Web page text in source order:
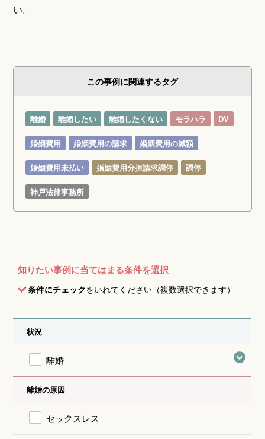
い。
この事例に関連するタグ
離婚 離婚したい 離婚したくない モラハラ DV
婚姻費用 婚姻費用の請求 婚姻費用の減額
婚姻費用未払い 婚姻費用分担請求調停 調停
神戸法律事務所
知りたい事例に当てはまる条件を選択
条件にチェックをいれてください（複数選択できます）
状況
離婚
離婚の原因
セックスレス